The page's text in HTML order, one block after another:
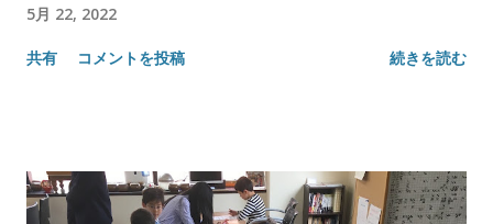
5月 22, 2022
共有 コメントを投稿 続きを読む